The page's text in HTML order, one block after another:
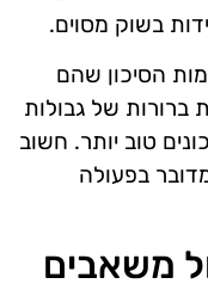
בשוק מסוים.
הסיכון שהם
של גבולות
טוב יותר. חשוב
בפעולה
משאבים